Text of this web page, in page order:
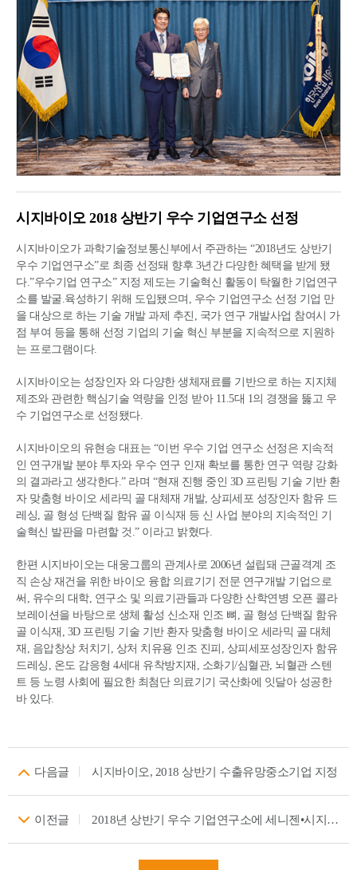
시지바이오 2018 상반기 우수 기업연구소 선정
시지바이오가 과학기술정보통신부에서 주관하는 “2018년도 상반기
우수 기업연구소”로 최종 선정돼 향후 3년간 다양한 혜택을 받게 됐
다.”우수기업 연구소” 지정 제도는 기술혁신 활동이 탁월한 기업연구
소를 발굴.육성하기 위해 도입됐으며, 우수 기업연구소 선정 기업 만
을 대상으로 하는 기술 개발 과제 추진, 국가 연구 개발사업 참여시 가
점 부여 등을 통해 선정 기업의 기술 혁신 부분을 지속적으로 지원하
는 프로그램이다.
시지바이오는 성장인자 와 다양한 생체재료를 기반으로 하는 지지체
제조와 관련한 핵심기술 역량을 인정 받아 11.5대 1의 경쟁을 뚫고 우
수 기업연구소로 선정됐다.
시지바이오의 유현승 대표는 “이번 우수 기업 연구소 선정은 지속적
인 연구개발 분야 투자와 우수 연구 인재 확보를 통한 연구 역량 강화
의 결과라고 생각한다.” 라며 “현재 진행 중인 3D 프린팅 기술 기반 환
자 맞춤형 바이오 세라믹 골 대체재 개발, 상피세포 성장인자 함유 드
레싱, 골 형성 단백질 함유 골 이식재 등 신 사업 분야의 지속적인 기
술혁신 발판을 마련할 것.” 이라고 밝혔다.
한편 시지바이오는 대웅그룹의 관계사로 2006년 설립돼 근골격계 조
직 손상 재건을 위한 바이오 융합 의료기기 전문 연구개발 기업으로
써, 유수의 대학, 연구소 및 의료기관들과 다양한 산학연병 오픈 콜라
보레이션을 바탕으로 생체 활성 신소재 인조 뼈, 골 형성 단백질 함유
골 이식재, 3D 프린팅 기술 기반 환자 맞춤형 바이오 세라믹 골 대체
재, 음압창상 처치기, 상처 치유용 인조 진피, 상피세포성장인자 함유
드레싱, 온도 감응형 4세대 유착방지재, 소화기/심혈관, 뇌혈관 스텐
트 등 노령 사회에 필요한 최첨단 의료기기 국산화에 잇달아 성공한
바 있다.
다음글 시지바이오, 2018 상반기 수출유망중소기업 지정
이전글 2018년 상반기 우수 기업연구소에 세니젠•시지바이오